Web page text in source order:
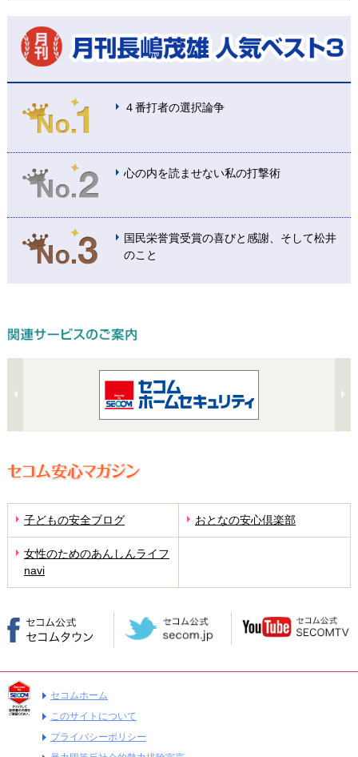
４番打者の選択論争
心の内を読ませない私の打撃術
国民栄誉賞受賞の喜びと感謝、そして松井
のこと
子どもの安全ブログ おとなの安心倶楽部
女性のためのあんしんライフ
navi
セコムホーム
このサイトについて
プライバシーポリシー